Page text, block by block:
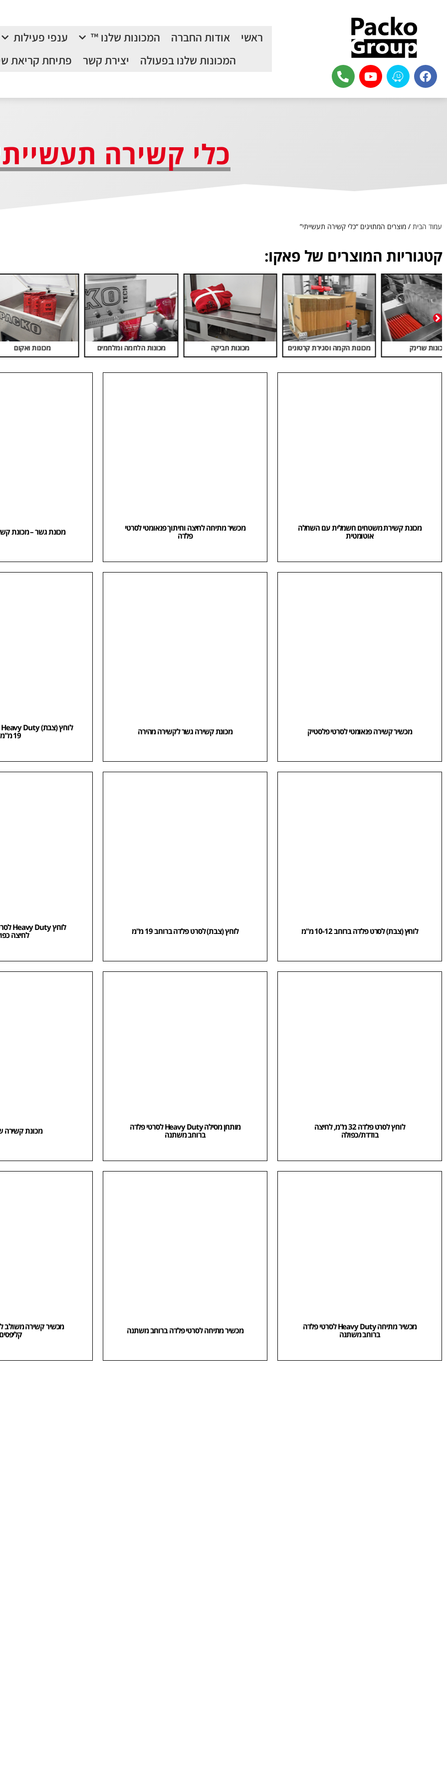
ראשי אודות החברה המכונות שלנו ™ ענפי פעילות
המכונות שלנו בפעולה
יצירת קשר פתיחת קריאת
כלי קשירה
עמוד הבית / מוצרים המתויגים “כלי קשירה תעשייתי”
קטגוריות המוצרים של פאקו:
מכונות חביקה מכונות הלחמה ומלחמים מכונות ואקום חומרי אריזה
מכונת קשירת משטחים חשמלית עם השחלה
אוטומטית
מכשיר מתיחה לחיצה וחיתוך פנאומטי לסרטי
פלדה
מכונת גשר – מכונת
מכשיר קשירה פנאומטי לסרטי פלסטיק מכונת קשירה גשר לקשירה מהירה
19 מ"מ
לוחץ (צבת) לסרט פלדה ברוחב 10-12 מ"מ לוחץ (צבת) לסרט פלדה ברוחב 19 מ"מ
לחיצה
לוחץ לסרט פלדה 32 מ"מ, לחיצה
בודדת/כפולה
מותחן מסילה Heavy Duty לסרטי פלדה
ברוחב משתנה
מכונת קשירה
מכשיר מתיחה Heavy Duty לסרטי פלדה
ברוחב משתנה
מכשיר מתיחה לסרטי פלדה ברוחב משתנה
מכשיר קשירה משולב
קליפסים